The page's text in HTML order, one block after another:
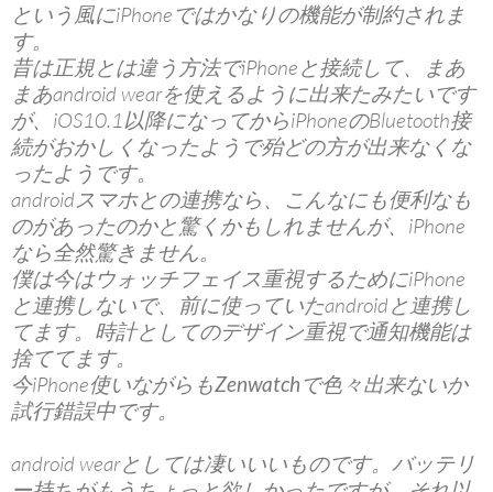
という風にiPhoneではかなりの機能が制約されま
す。
昔は正規とは違う方法でiPhoneと接続して、まあ
まあandroid wearを使えるように出来たみたいです
が、iOS10.1以降になってからiPhoneのBluetooth接
続がおかしくなったようで殆どの方が出来なくな
ったようです。
androidスマホとの連携なら、こんなにも便利なも
のがあったのかと驚くかもしれませんが、iPhone
なら全然驚きません。
僕は今はウォッチフェイス重視するためにiPhone
と連携しないで、前に使っていたandroidと連携し
てます。時計としてのデザイン重視で通知機能は
捨ててます。
今iPhone使いながらもZenwatchで色々出来ないか
試行錯誤中です。
android wearとしては凄いいいものです。バッテリ